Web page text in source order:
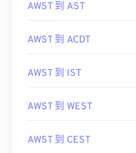
AWST 到 AST
AWST 到 ACDT
AWST 到 IST
AWST 到 WEST
AWST 到 CEST